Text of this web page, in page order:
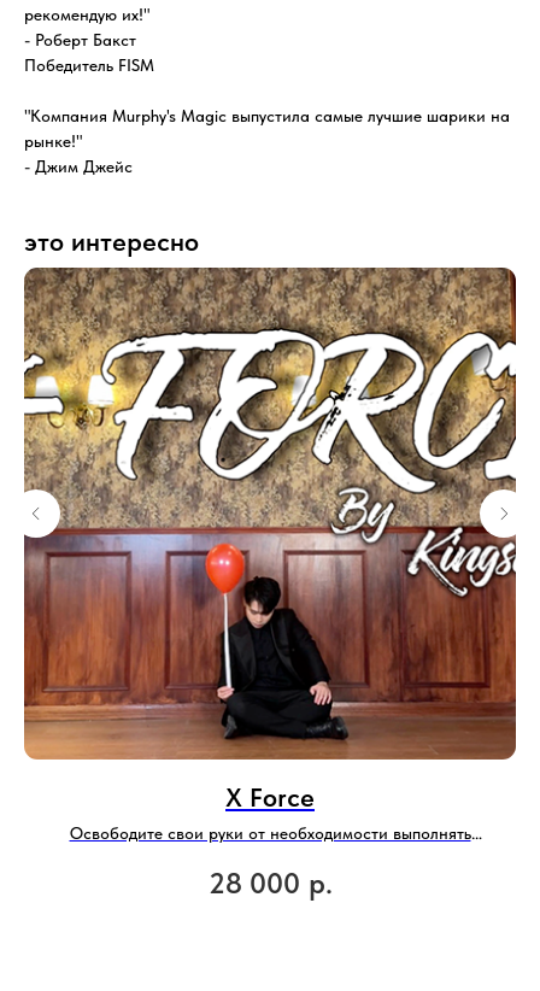
рекомендую их!"
- Роберт Бакст
Победитель FISM
"Компания Murphy's Magic выпустила самые лучшие шарики на
рынке!"
- Джим Джейс
это интересно
X Force
Освободите свои руки от необходимости выполнять
28 000 р.